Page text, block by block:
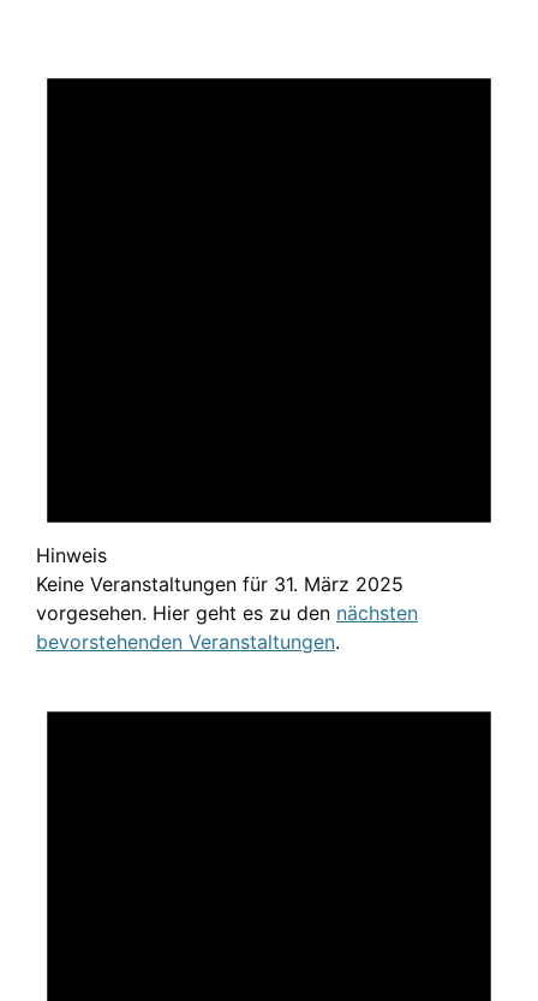
Hinweis
Keine Veranstaltungen für 31. März 2025
vorgesehen. Hier geht es zu den nächsten
bevorstehenden Veranstaltungen.